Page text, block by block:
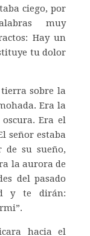
ciego, por
muy
Hay un
tu dolor
sobre la
Era la
Era el
señor estaba
su sueño,
la aurora de
del pasado
y te dirán:
hacia el